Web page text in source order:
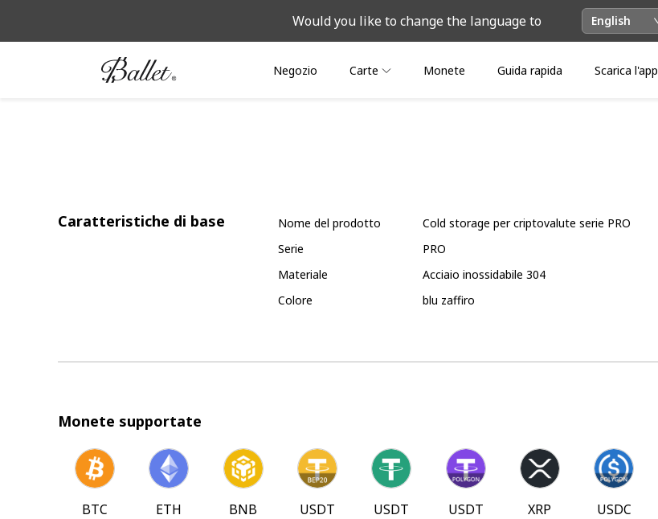
Would you like to change the language to English
Negozio Carte Monete Guida rapida Scarica l'app
Caratteristiche di base
Nome del prodotto
Serie
Materiale
Colore
Cold storage per criptovalute serie PRO
PRO
Acciaio inossidabile 304
blu zaffiro
Monete supportate
BTC ETH BNB USDT USDT USDT XRP USDC